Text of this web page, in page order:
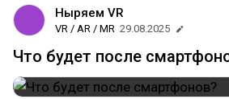
Ныряем VR
VR / AR / MR 29.08.2025
Что будет после